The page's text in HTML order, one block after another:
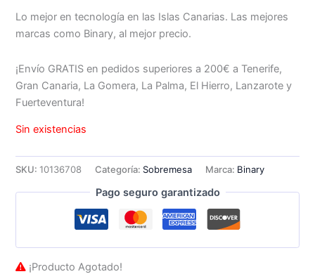
Lo mejor en tecnología en las Islas Canarias. Las mejores
marcas como Binary, al mejor precio.
¡Envío GRATIS en pedidos superiores a 200€ a Tenerife,
Gran Canaria, La Gomera, La Palma, El Hierro, Lanzarote y
Fuerteventura!
Sin existencias
SKU:10136708 Categoría: Sobremesa Marca: Binary
Pago seguro garantizado
¡Producto Agotado!